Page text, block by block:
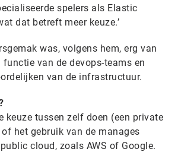
spelers als Elastic
dat betreft meer keuze.’
was, volgens hem, erg van
functie van de devops-teams en
van de infrastructuur.
keuze tussen zelf doen (een private
het gebruik van de manages
cloud, zoals AWS of Google.